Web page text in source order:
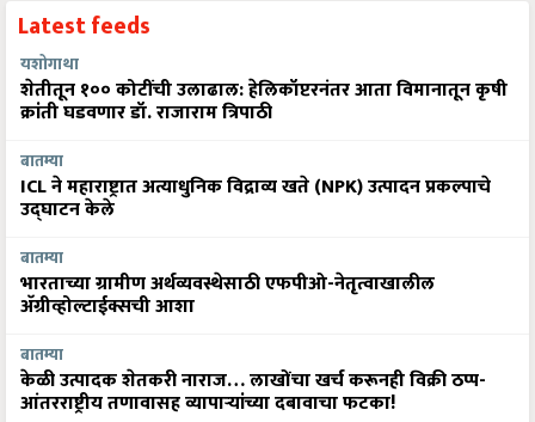
Latest feeds
यशोगाथा
शेतीतून १०० कोटींची उलाढाल: हेलिकॉप्टरनंतर आता विमानातून कृषी
क्रांती घडवणार डॉ. राजाराम त्रिपाठी
बातम्या
ICL ने महाराष्ट्रात अत्याधुनिक विद्राव्य खते (NPK) उत्पादन प्रकल्पाचे
उद्घाटन केले
बातम्या
भारताच्या ग्रामीण अर्थव्यवस्थेसाठी एफपीओ-नेतृत्वाखालील
अ‍ॅग्रीव्होल्टाईक्सची आशा
बातम्या
केळी उत्पादक शेतकरी नाराज… लाखोंचा खर्च करूनही विक्री ठप्प-
आंतरराष्ट्रीय तणावासह व्यापाऱ्यांच्या दबावाचा फटका!